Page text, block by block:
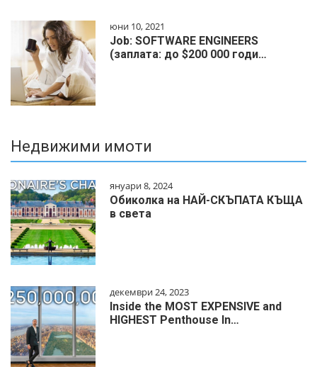
юни 10, 2021
Job: SOFTWARE ENGINEERS
(заплата: до $200 000 годи…
Недвижими имоти
януари 8, 2024
Обиколка на НАЙ-СКЪПАТА КЪЩА
в света
декември 24, 2023
Inside the MOST EXPENSIVE and
HIGHEST Penthouse In…